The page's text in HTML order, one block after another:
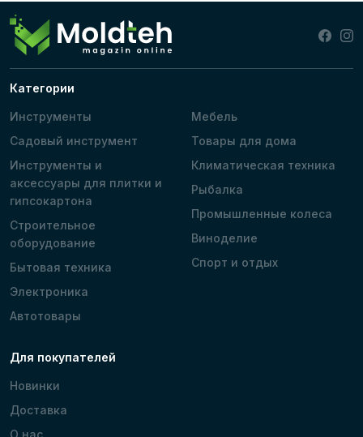
Категории
Инструменты
Садовый инструмент
Инструменты и
аксессуары для плитки и
гипсокартона
Строительное
оборудование
Бытовая техника
Электроника
Автотовары
Мебель
Товары для дома
Климатическая техника
Рыбалка
Промышленные колеса
Виноделие
Спорт и отдых
Для покупателей
Новинки
Доставка